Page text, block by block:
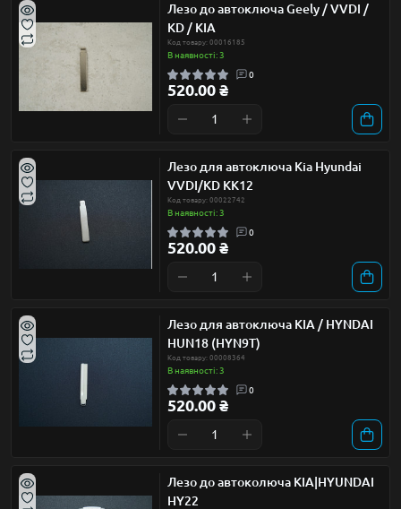
Лезо до автоключа Geely / VVDI /
KD / KIA
Код товару: 00016185
В наявності: 3
0
520.00 ₴
Лезо для автоключа Kia Hyundai
VVDI/KD KK12
Код товару: 00022742
В наявності: 3
0
520.00 ₴
Лезо для автоключа KIA / HYNDAI
HUN18 (HYN9T)
Код товару: 00008364
В наявності: 3
0
520.00 ₴
Лезо до автоколюча KIA|HYUNDAI
HY22